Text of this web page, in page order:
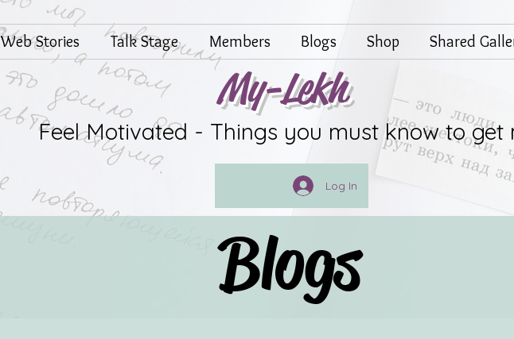
Web Stories Talk Stage Members Blogs Shop Shared
My-Lekh
Feel Motivated - Things you must know to get
Log In
Blogs